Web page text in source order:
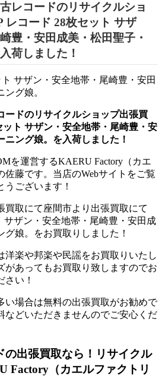
レコードのリサイクルショ
レコード 28枚セット サザ
豊・安田成美・松田聖子・
荷しました！
ードのリサイクルショップ出張買
ト サザン・安全地帯・尾崎豊・安
ニング娘。を入荷しました！
を運営するKAERU Factory（カエ
佐藤です。当店のWebサイトをご覧
ございます！
買取にて座間市より出張買取にて
サザン・安全地帯・尾崎豊・安田成
娘。をお買取りしました！
洋楽や邦楽や民謡をお買取りいたし
があってもお買取り致しますのでお
い！
い場合は無料の出張買取がお勧めで
などいただきませんのでご安心くだ
の出張買取なら！リサイクル
Factory（カエルファクトリ